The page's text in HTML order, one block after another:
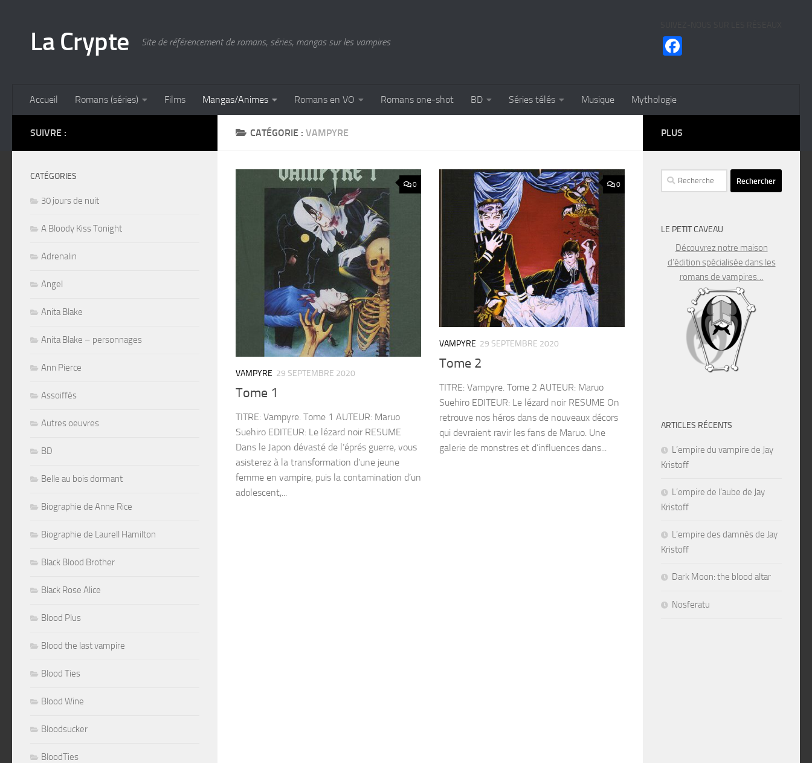
La Crypte Site de référencement de romans, séries, mangas sur les vampires
Accueil Romans (séries) Films Mangas/Animes Romans en VO Romans one-shot BD Séries télés Musique Mythologie
CATÉGORIE : VAMPYRE
0
VAMPYRE 29 SEPTEMBRE 2020
Tome 1
TITRE: Vampyre. Tome 1 AUTEUR: Maruo
Suehiro EDITEUR: Le lézard noir RESUME
Dans le Japon dévasté de l’éprés guerre, vous
asisterez à la transformation d’une jeune
femme en vampire, puis la contamination d’un
adolescent,...
0
VAMPYRE 29 SEPTEMBRE 2020
Tome 2
TITRE: Vampyre. Tome 2 AUTEUR: Maruo
Suehiro EDITEUR: Le lézard noir RESUME On
retrouve nos héros dans de nouveaux décors
qui devraient ravir les fans de Maruo. Une
galerie de monstres et d’influences dans...
SUIVRE :
CATÉGORIES
30 jours de nuit
A Bloody Kiss Tonight
Adrenalin
Angel
Anita Blake
Anita Blake – personnages
Ann Pierce
Assoiffés
Autres oeuvres
BD
Belle au bois dormant
Biographie de Anne Rice
Biographie de Laurell Hamilton
Black Blood Brother
Black Rose Alice
Blood Plus
Blood the last vampire
Blood Ties
Blood Wine
Bloodsucker
BloodTies
PLUS
Rechercher :
LE PETIT CAVEAU
Découvrez notre maison
d’édition spécialisée dans les
romans de vampires…
ARTICLES RÉCENTS
L’empire du vampire de Jay
Kristoff
L’empire de l’aube de Jay
Kristoff
L’empire des damnés de Jay
Kristoff
Dark Moon: the blood altar
Nosferatu